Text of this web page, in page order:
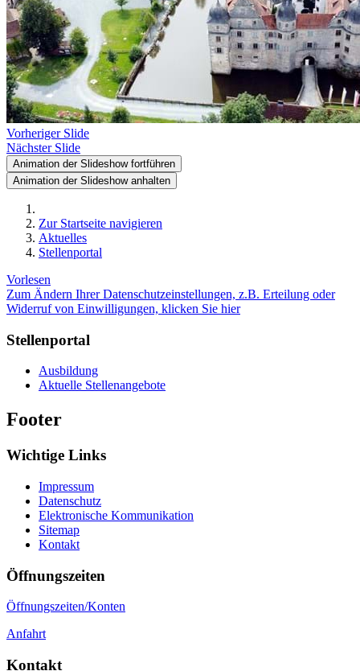
Vorheriger Slide
Nächster Slide
Animation der Slideshow fortführen
Animation der Slideshow anhalten
Zur Startseite navigieren
Aktuelles
Stellenportal
Vorlesen
Zum Ändern Ihrer Datenschutzeinstellungen, z.B. Erteilung oder
Widerruf von Einwilligungen, klicken Sie hier
Stellenportal
Ausbildung
Aktuelle Stellenangebote
Footer
Wichtige Links
Impressum
Datenschutz
Elektronische Kommunikation
Sitemap
Kontakt
Öffnungszeiten
Öffnungszeiten/Konten
Anfahrt
Kontakt